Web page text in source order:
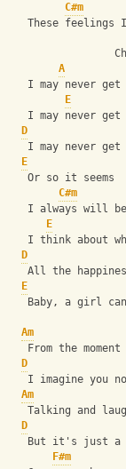
C#m
These feelings
A
I may never get
E
I may never get
D
I may never get
E
   Or so it seems
C#m
I always will
E
I think about
D
All the
E
Baby, a girl
Am
From the moment
D
I imagine you
Am
Talking and
D
But it's just a
F#m